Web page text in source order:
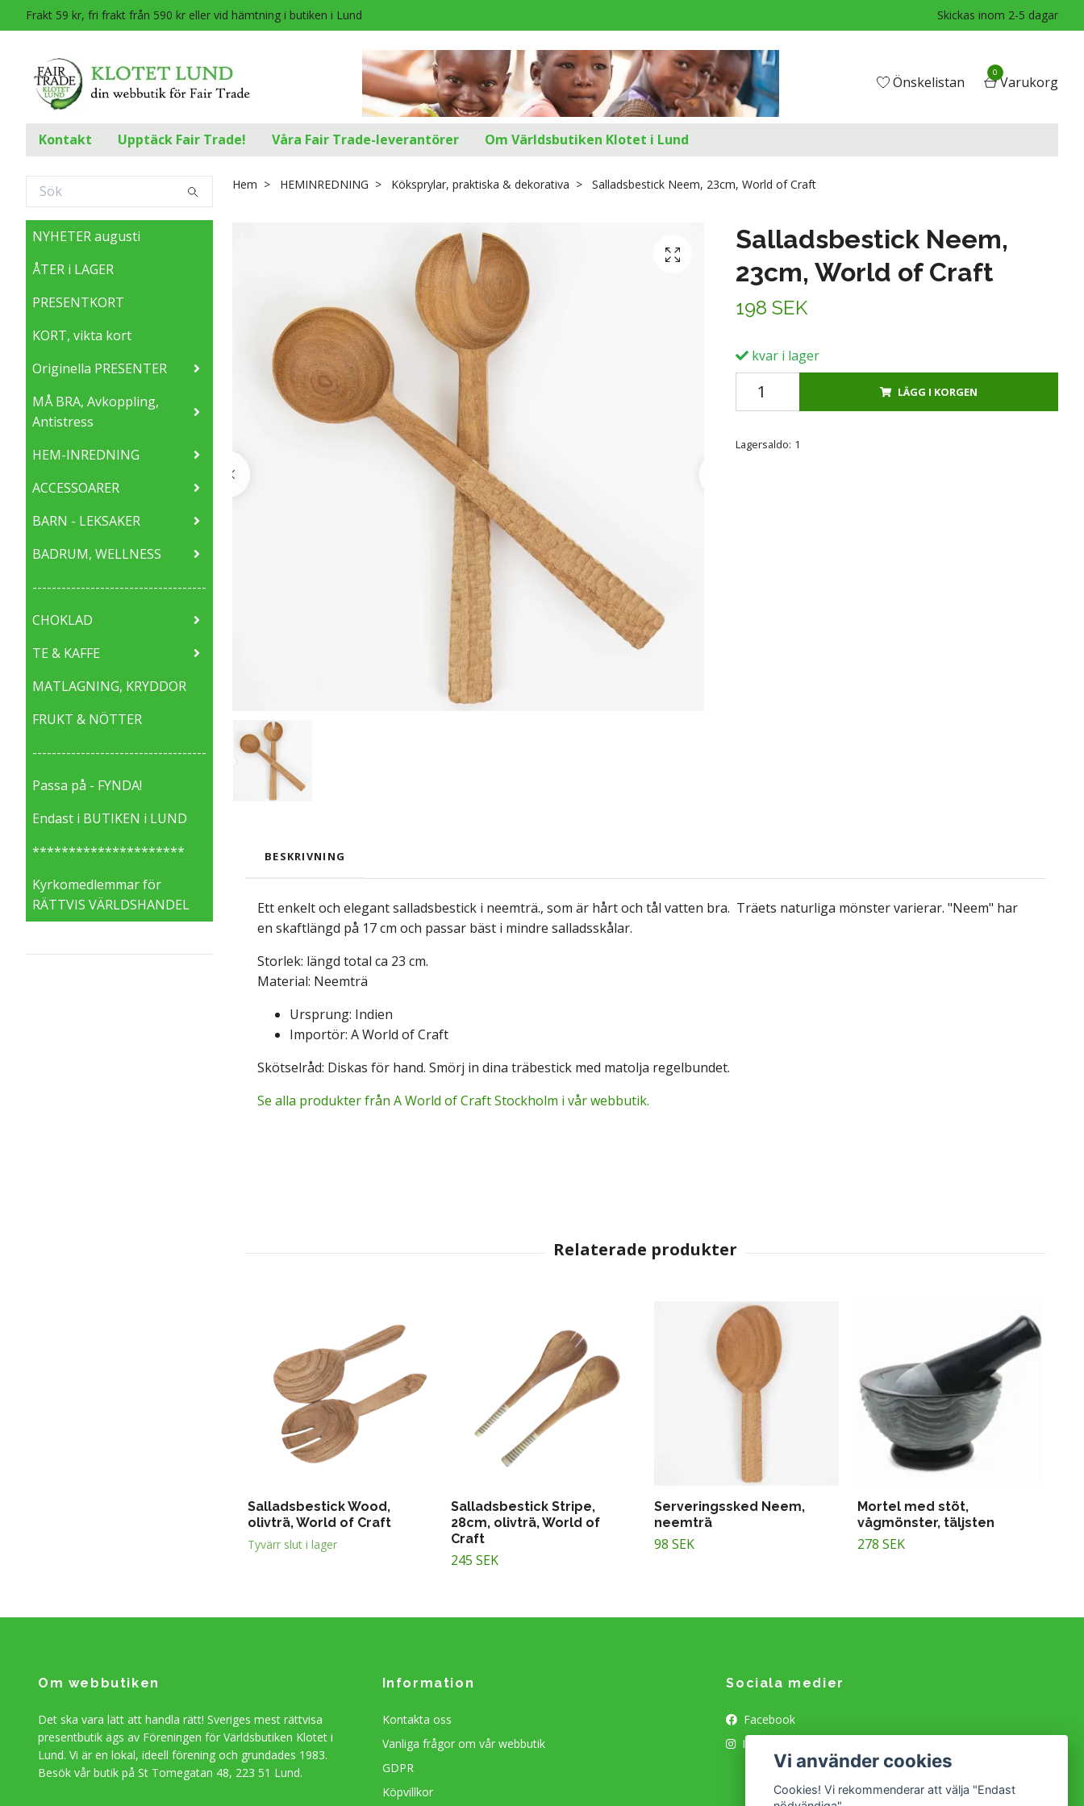
Frakt 59 kr, fri frakt från 590 kr eller vid hämtning i butiken i Lund Skickas inom 2-5 dagar
Önskelistan
0
Varukorg
Kontakt Upptäck Fair Trade! Våra Fair Trade-leverantörer Om Världsbutiken Klotet i Lund
NYHETER augusti
ÅTER i LAGER
PRESENTKORT
KORT, vikta kort
Originella PRESENTER
MÅ BRA, Avkoppling,
Antistress
HEM-INREDNING
ACCESSOARER
BARN - LEKSAKER
BADRUM, WELLNESS
------------------------------------
CHOKLAD
TE & KAFFE
MATLAGNING, KRYDDOR
FRUKT & NÖTTER
------------------------------------
Passa på - FYNDA!
Endast i BUTIKEN i LUND
*********************
Kyrkomedlemmar för
RÄTTVIS VÄRLDSHANDEL
Hem HEMINREDNING Köksprylar, praktiska & dekorativa Salladsbestick Neem, 23cm, World of Craft
Salladsbestick Neem,
23cm, World of Craft
198 SEK
kvar i lager
LÄGG I KORGEN
Lagersaldo: 1
BESKRIVNING
Ett enkelt och elegant salladsbestick i neemträ., som är hårt och tål vatten bra. Träets naturliga mönster varierar. "Neem" har
en skaftlängd på 17 cm och passar bäst i mindre salladsskålar.
Storlek: längd total ca 23 cm.
Material: Neemträ
Ursprung: Indien
Importör: A World of Craft
Skötselråd: Diskas för hand. Smörj in dina träbestick med matolja regelbundet.
Se alla produkter från A World of Craft Stockholm i vår webbutik.
Salladsbestick Wood,
olivträ, World of Craft
Tyvärr slut i lager
Salladsbestick Stripe,
28cm, olivträ, World of
Craft
245 SEK
Serveringssked Neem,
neemträ
98 SEK
Mortel med stöt,
vågmönster, täljsten
278 SEK
Om webbutiken
Det ska vara lätt att handla rätt! Sveriges mest rättvisa
presentbutik ägs av Föreningen för Världsbutiken Klotet i
Lund. Vi är en lokal, ideell förening och grundades 1983.
Besök vår butik på St Tomegatan 48, 223 51 Lund.
Information
Kontakta oss
Vanliga frågor om vår webbutik
GDPR
Köpvillkor
Sociala medier
Facebook
Instagram
Vi använder cookies
Cookies! Vi rekommenderar att välja "Endast